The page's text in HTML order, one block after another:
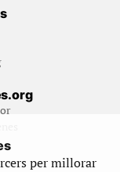
per millorar